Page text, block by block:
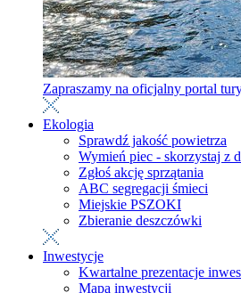
Zapraszamy na oficjalny portal
Ekologia
Sprawdź jakość powietrza
Wymień piec - skorzystaj z
Zgłoś akcję sprzątania
ABC segregacji śmieci
Miejskie PSZOKI
Zbieranie deszczówki
Inwestycje
Kwartalne prezentacje
Mapa inwestycji